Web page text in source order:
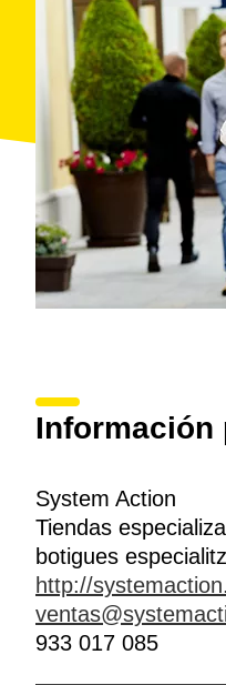
Información
System Action
Tiendas
botigues
http://
933 017 085